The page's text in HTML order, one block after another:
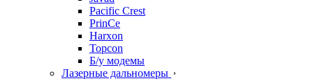
Pacific Crest
PrinCe
Harxon
Topcon
Б/у модемы
Лазерные дальномеры